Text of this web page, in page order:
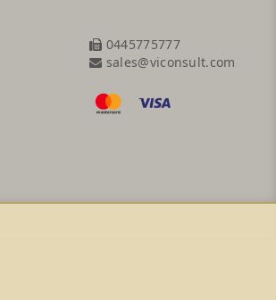
0445775777
sales@viconsult.com